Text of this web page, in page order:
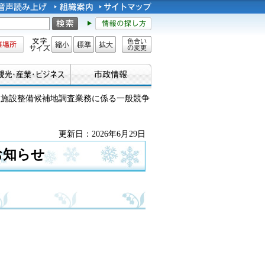
文字サイズ
縮小 標準 拡大
色合い
設整備候補地調査業務に係る一般競争
更新日：2026年6月29日
知らせ